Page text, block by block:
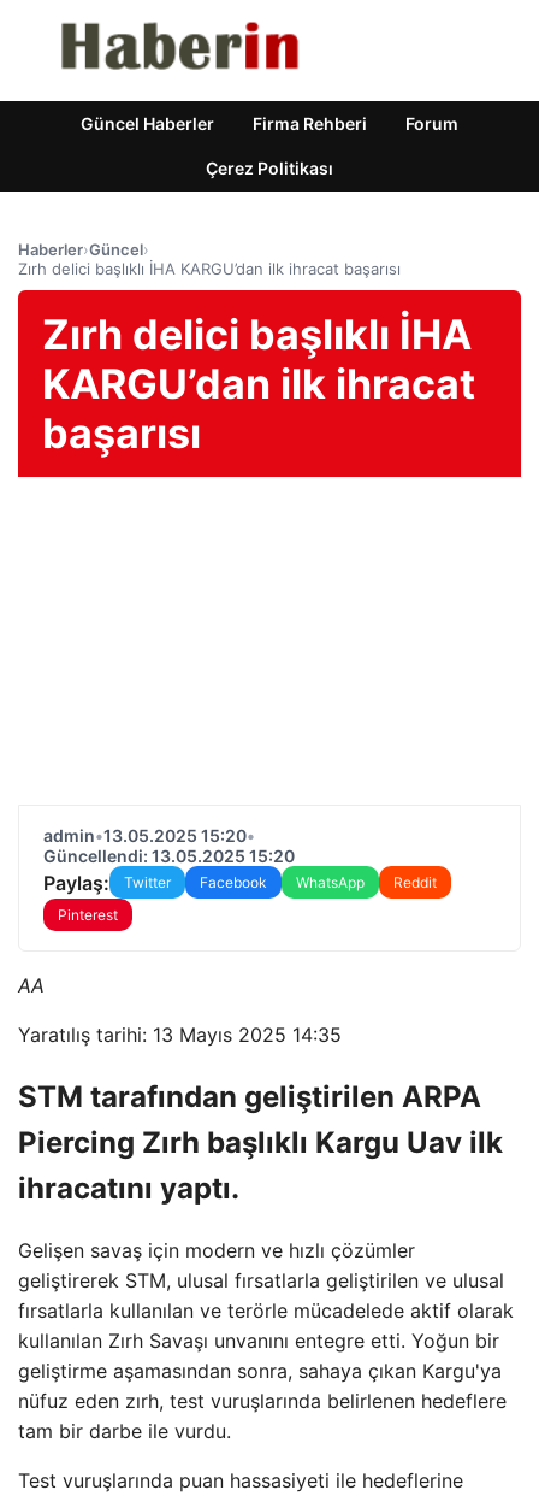
Güncel Haberler Firma Rehberi Forum
Çerez Politikası
Haberler›Güncel›
Zırh delici başlıklı İHA KARGU’dan ilk ihracat başarısı
Zırh delici başlıklı İHA
KARGU’dan ilk ihracat
başarısı
admin•13.05.2025 15:20•
Güncellendi: 13.05.2025 15:20
Paylaş: Twitter Facebook WhatsApp
Reddit
Pinterest
AA
Yaratılış tarihi: 13 Mayıs 2025 14:35
STM tarafından geliştirilen ARPA
Piercing Zırh başlıklı Kargu Uav ilk
ihracatını yaptı.
Gelişen savaş için modern ve hızlı çözümler
geliştirerek STM, ulusal fırsatlarla geliştirilen ve ulusal
fırsatlarla kullanılan ve terörle mücadelede aktif olarak
kullanılan Zırh Savaşı unvanını entegre etti. Yoğun bir
geliştirme aşamasından sonra, sahaya çıkan Kargu'ya
nüfuz eden zırh, test vuruşlarında belirlenen hedeflere
tam bir darbe ile vurdu.
Test vuruşlarında puan hassasiyeti ile hedeflerine